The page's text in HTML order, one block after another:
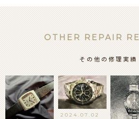
OTHER REPAIR
その他の修理実績
2024.07.02